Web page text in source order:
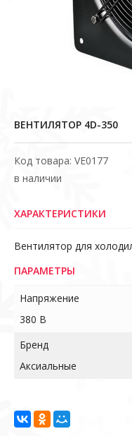
ВЕНТИЛЯТОР 4D-350
Код товара: VE0177
в наличии
ХАРАКТЕРИСТИКИ
Вентилятор для
ПАРАМЕТРЫ
Напряжение
380 В
Бренд
Аксиальные